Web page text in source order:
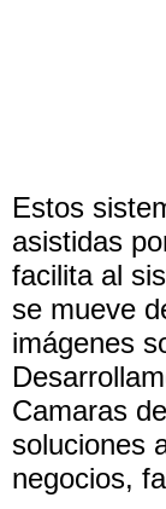
Estos
asistidas
facilita al
se mueve
imágenes
Camaras
soluciones
negocios,